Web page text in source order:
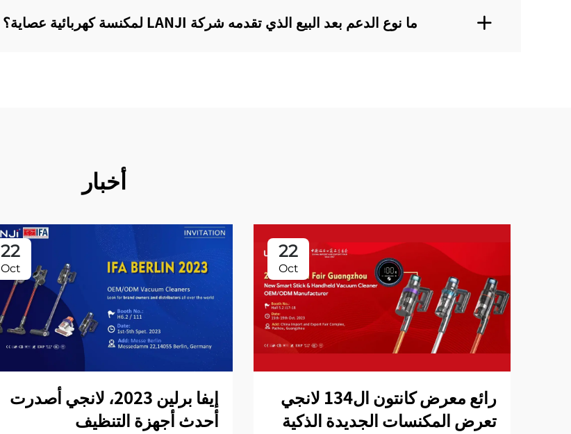
ما نوع الدعم بعد البيع الذي تقدمه شركة LANJI لمكنسة كهربائية عصاية؟‌
أخبار
22
Oct
رائع معرض كانتون ال134 لانجي
تعرض المكنسات الجديدة الذكية
22
Oct
إيفا برلين 2023، لانجي أصدرت
أحدث أجهزة التنظيف